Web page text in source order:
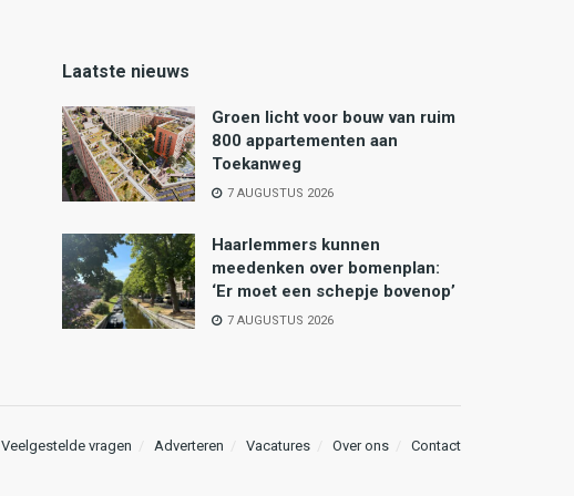
Laatste nieuws
Groen licht voor bouw van ruim
800 appartementen aan
Toekanweg
7 AUGUSTUS 2026
Haarlemmers kunnen
meedenken over bomenplan:
‘Er moet een schepje bovenop’
7 AUGUSTUS 2026
Veelgestelde vragen Adverteren Vacatures Over ons Contact